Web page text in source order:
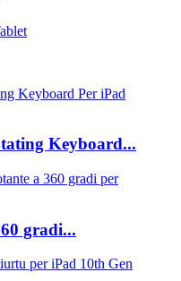
Keyboard...
gradi...